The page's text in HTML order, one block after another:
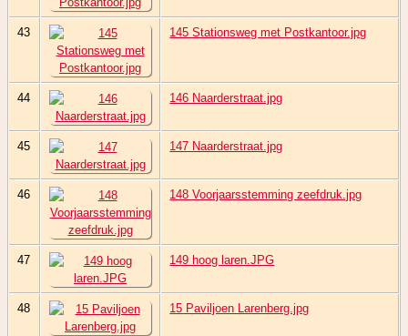
43 145 Stationsweg met Postkantoor.jpg
44 146 Naarderstraat.jpg
45 147 Naarderstraat.jpg
46 148 Voorjaarsstemming zeefdruk.jpg
47 149 hoog laren.JPG
48 15 Paviljoen Larenberg.jpg